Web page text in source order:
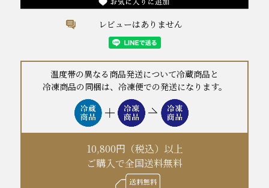
レビューはありません
温度帯の異なる商品発送について冷蔵商品と
冷凍商品の同梱は、冷凍便での発送になります。
10,800円（税込）以上
ご購入で全国送料無料